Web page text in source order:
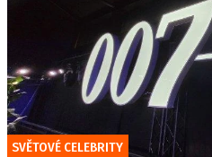
SVĚTOVÉ CELEBRITY